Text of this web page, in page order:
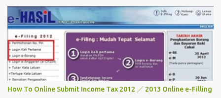
十六个人 。 这次是七个人 （ 包括我 ）但。。。对我来说 ， 这次是
最困难的一次 。 为什么？？？？ 看看相片先 。
How To Online Submit Income Tax 2012 ／ 2013 Online e-Filling